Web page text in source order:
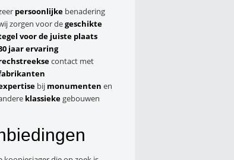
persoonlijke benadering
zorgen voor degeschikte
voor de juiste plaats
jaar ervaring
contact met
bij monumenten en
klassiekegebouwen